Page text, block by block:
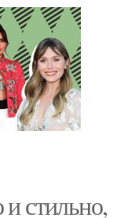
и стильно,